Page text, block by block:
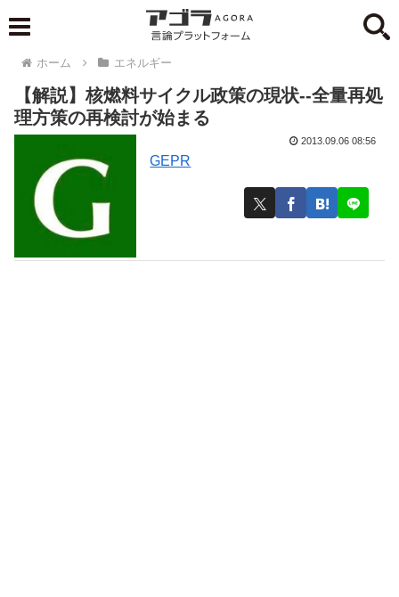
ホーム エネルギー
【解説】核燃料サイクル政策の現状--全量再処
理方策の再検討が始まる
GEPR
2013.09.06 08:56